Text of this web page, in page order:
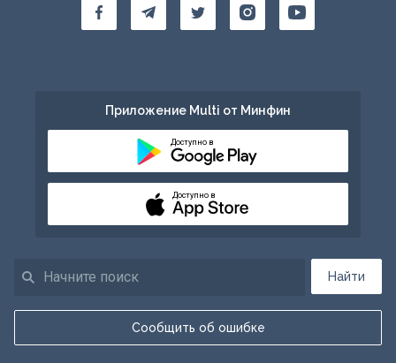
Найти
Сообщить об ошибке
Приложение Multi от Минфин
Доступно в
Доступно в